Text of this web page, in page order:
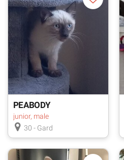
PEABODY
junior, male
30 - Gard